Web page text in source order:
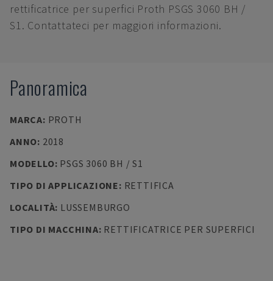
rettificatrice per superfici Proth PSGS 3060 BH /
S1. Contattateci per maggiori informazioni.
Panoramica
MARCA: PROTH
ANNO: 2018
MODELLO: PSGS 3060 BH / S1
TIPO DI APPLICAZIONE: RETTIFICA
LOCALITÀ: LUSSEMBURGO
TIPO DI MACCHINA: RETTIFICATRICE PER SUPERFICI